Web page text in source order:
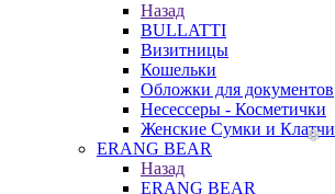
Назад
BULLATTI
Визитницы
Кошельки
Обложки для документов
Несессеры - Косметички
Женские Сумки и Клатчи
ERANG BEAR
Назад
ERANG BEAR